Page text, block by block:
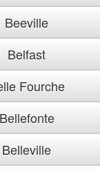
Beeville
Belfast
Fourche
Bellefonte
Belleville